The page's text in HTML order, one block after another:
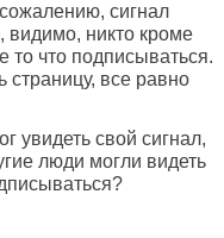
сигнал
видимо, никто кроме
то что подписываться.
страницу, все равно
увидеть свой сигнал,
люди могли видеть